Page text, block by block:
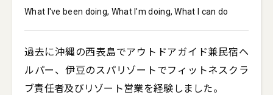
What I've been doing, What I'm doing, What I can do
過去に沖縄の西表島でアウトドアガイド兼民宿ヘ
ルパー、伊豆のスパリゾートでフィットネスクラ
ブ責任者及びリゾート営業を経験しました。